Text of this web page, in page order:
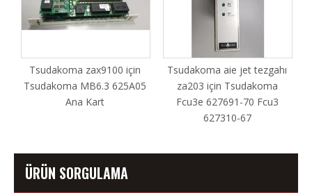
Tsudakoma zax9100 için
Tsudakoma MB6.3 625A05
Ana Kart
Tsudakoma aie jet tezgahı
za203 için Tsudakoma
Fcu3e 627691-70 Fcu3
627310-67
ÜRÜN SORGULAMA